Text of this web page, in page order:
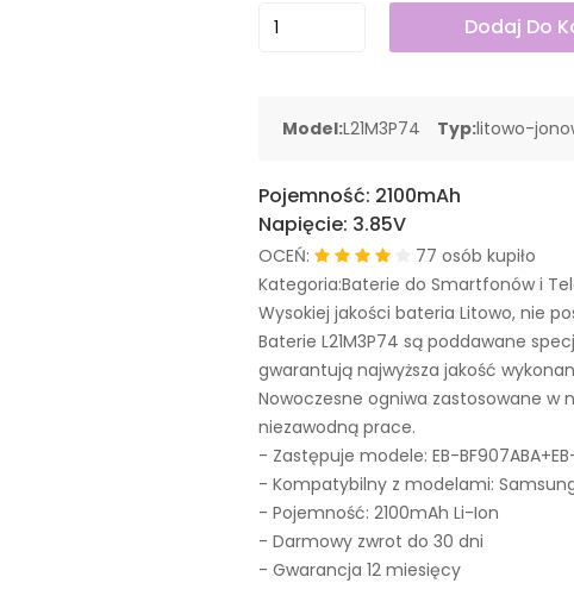
Dodaj Do
Model:L21M3P74 Typ:litowo-
Pojemność: 2100mAh
Napięcie: 3.85V
OCEŃ:
77 osób kupiło
Kategoria:Baterie do Smartfonów i
Wysokiej jakości bateria Litowo, nie
Baterie L21M3P74 są poddawane
gwarantują najwyższa jakość
Nowoczesne ogniwa zastosowane w
niezawodną prace.
- Zastępuje modele: EB-
- Kompatybilny z modelami:
- Pojemność: 2100mAh Li-Ion
- Darmowy zwrot do 30 dni
- Gwarancja 12 miesięcy